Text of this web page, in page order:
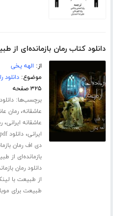
دانلود کتاب رمان بازمانده‌ای از
از: الهه یخی
موضوع:دانلود
۳۲۵ صفحه
برچسب‌ها:
عاشقانه،رمان
عاشقانه ایرانی،
ایرانی،دانلود pdf رمان بازمانده‌ای از طبیعت
دی اف رمان
بازمانده‌ای از
دانلود رمان
از طبیعت با
طبیعت برای